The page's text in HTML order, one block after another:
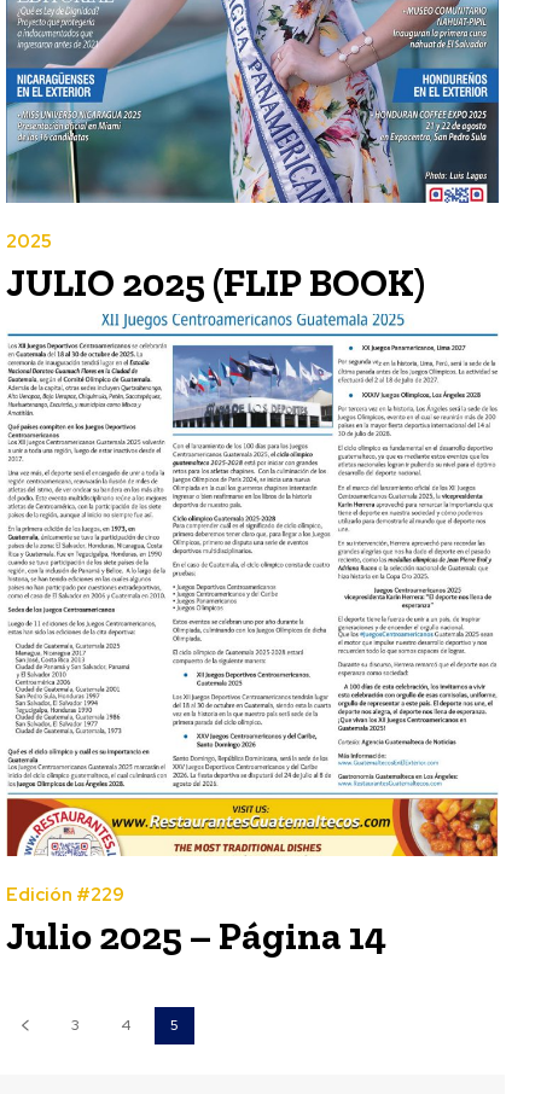
2025
JULIO 2025 (FLIP BOOK)
Edición #229
Julio 2025 – Página 14
3 4 5